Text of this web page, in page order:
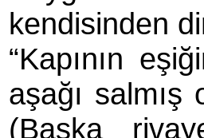
kendisinden
“Kapının
aşağı
(Başka